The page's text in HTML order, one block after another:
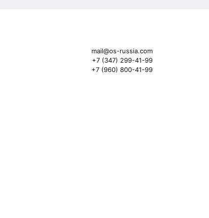
mail@os-russia.com
+7 (347) 299-41-99
+7 (960) 800-41-99